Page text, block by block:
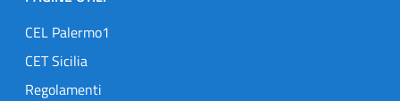
CEL Palermo1
CET Sicilia
Regolamenti